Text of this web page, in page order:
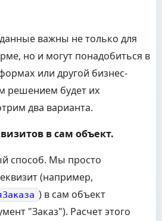
важны не только для
но и могут понадобиться в
или другой бизнес-
решением будет их
два варианта.
в сам объект.
способ. Мы просто
(например,
) в сам объект
"Заказ"). Расчет этого